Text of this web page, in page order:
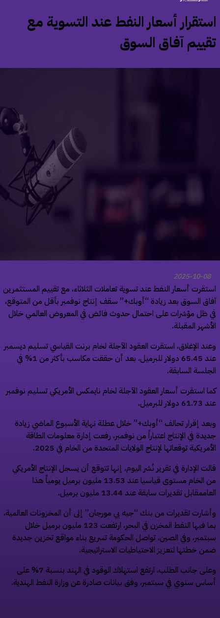
أسعار النفط عند التسوية مع
آفاق السوق
2025-10-08
أسعار النفط عند تسوية تعاملات الثلاثاء، مع تقييم المستثمرين
السوق بعد زيادة “أوبك+” سقف إنتاج نوفمبر بأقل من المتوقع،
ظل مؤشرات على احتمال حدوث فائض في المعروض العالمي خلال
المقبلة.
الإغلاق، استقرت العقود الآجلة لخام برنت القياسي تسليم ديسمبر
عند 65.45 دولار للبرميل، بعد أن حققت مكاسب بأكثر من 1% في
السابقة.
استقرت أسعار العقود الآجلة لخام نايمكس الأمريكي تسليم نوفمبر
للبرميل.
إقرار تحالف “أوبك+” خلال عطلة نهاية الأسبوع الماضي زيادة
في الإنتاج اعتباراً من نوفمبر، رفعت إدارة معلومات الطاقة
توقعاتها لإنتاج الولايات المتحدة من الخام في 2025.
الإدارة في تقرير نُشر اليوم، إنها تتوقع أن يسجل الإنتاج الأمريكي
من الخام مستوى قياسيا عند 13.53 مليون برميل يومياً هذا
تقديرات سابقة عند 13.44 مليون برميل.
تقديرات من بنك “جيه بي مورجان” إلى أن المخزونات العالمية،
بما فيها النفط المخزن في البحر، ارتفعت 123 مليون برميل خلال
وفي الصين، تواصل الحكومة تسريع بناء مواقع تخزين جديدة
خطتها لتعزيز الاحتياطيات الاستراتيجية.
وعلى جانب الطلب، ارتفع استهلاك الوقود في الهند بنسبة 7% على
سنوي في سبتمبر، وفق بيانات صادرة عن وزارة النفط الهندية.